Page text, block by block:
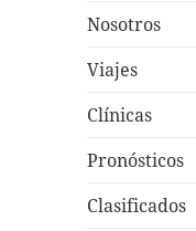
Nosotros
Viajes
Clínicas
Pronósticos
Clasificados